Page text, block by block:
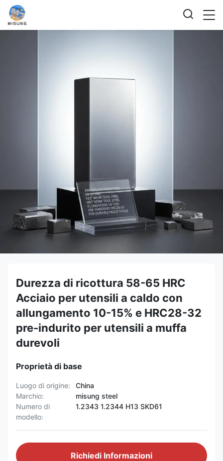
Durezza di ricottura 58-65 HRC
Acciaio per utensili a caldo con
allungamento 10-15% e HRC28-32
pre-indurito per utensili a muffa
durevoli
Proprietà di base
Luogo di origine:
China
Marchio:
misung steel
Numero di
modello:
1.2343 1.2344 H13 SKD61
Richiedi Informazioni